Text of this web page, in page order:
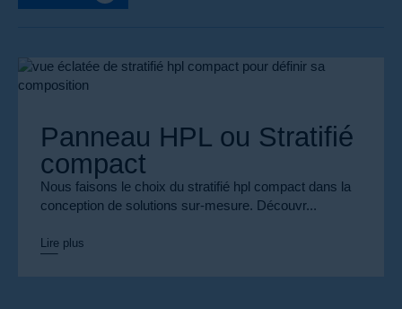
Panneau HPL ou Stratifié
compact
Nous faisons le choix du stratifié hpl compact dans la
conception de solutions sur-mesure. Découvr...
Lire plus